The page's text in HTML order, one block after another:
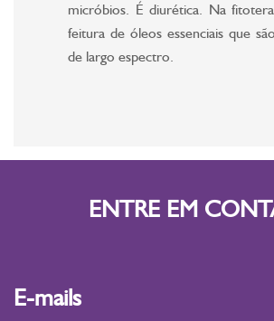
micróbios. É diurética. Na
feitura de óleos essenciais que
de largo espectro.
ENTRE EM
E-mails